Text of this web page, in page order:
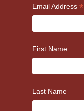
Email Address *
First Name
Last Name